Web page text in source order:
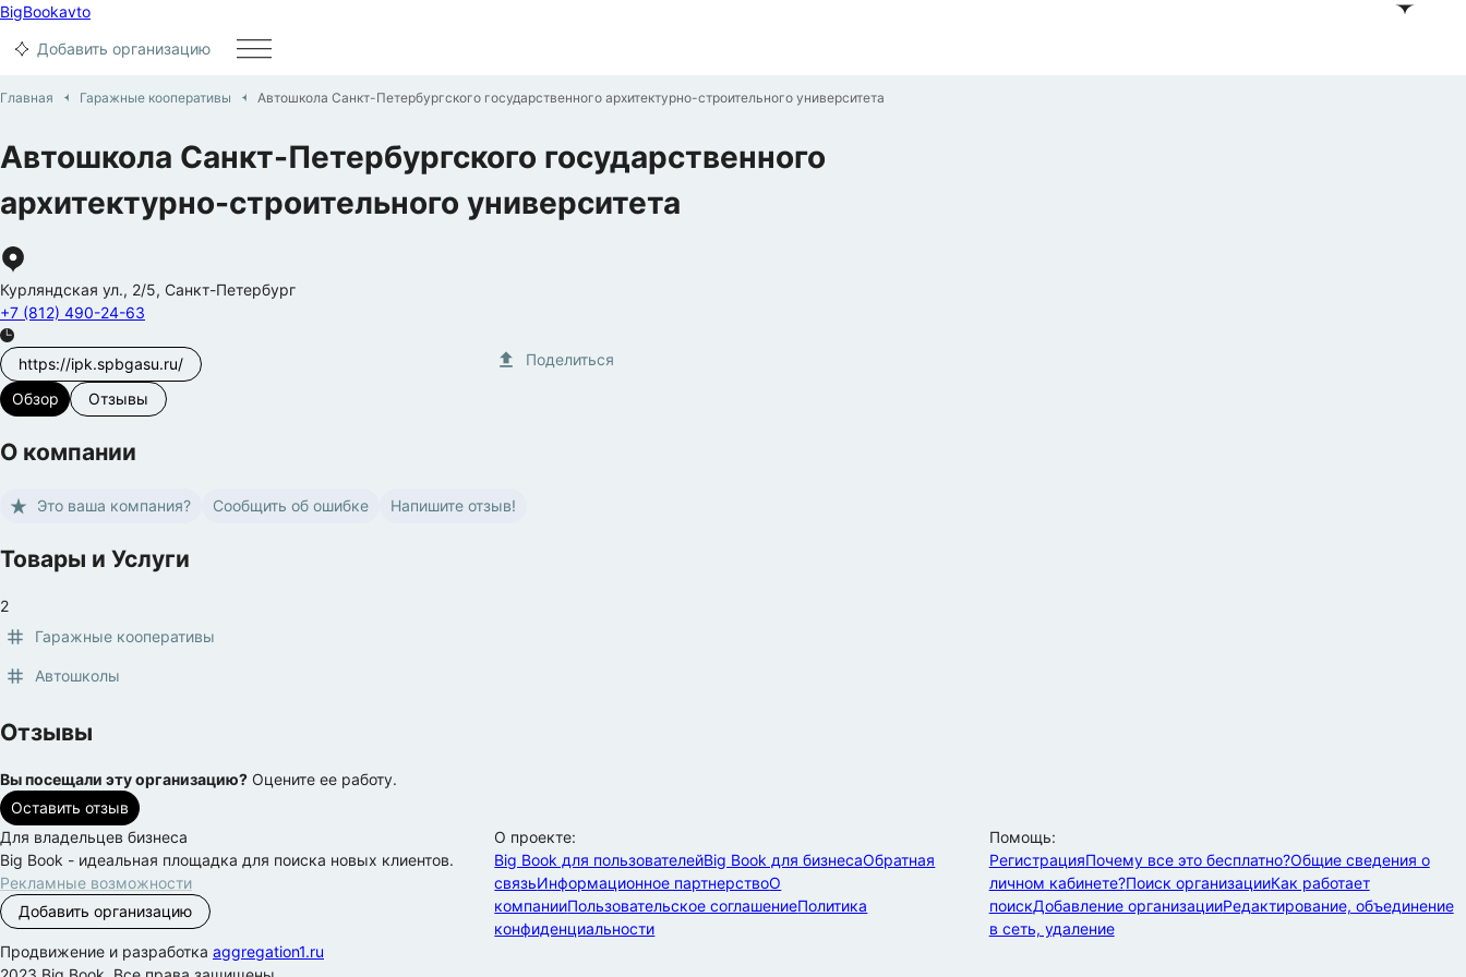
BigBookavto
Добавить организацию
Главная Гаражные кооперативы Автошкола Санкт-Петербургского государственного архитектурно-строительного университета
Автошкола Санкт-Петербургского государственного
архитектурно-строительного университета
Курляндская ул., 2/5, Санкт-Петербург
+7 (812) 490-24-63
https://ipk.spbgasu.ru/ Поделиться
Обзор Отзывы
О компании
Это ваша компания? Сообщить об ошибке Напишите отзыв!
Товары и Услуги
2
Гаражные кооперативы
Автошколы
Отзывы
Вы посещали эту организацию? Оцените ее работу.
Оставить отзыв
Для владельцев бизнеса
Big Book - идеальная площадка для поиска новых клиентов.
Рекламные возможности
Добавить организацию
О проекте:
Big Book для пользователейBig Book для бизнесаОбратная
связьИнформационное партнерствоО
компанииПользовательское соглашениеПолитика
конфиденциальности
Помощь:
РегистрацияПочему все это бесплатно?Общие сведения о
личном кабинете?Поиск организацииКак работает
поискДобавление организацииРедактирование, объединение
в сеть, удаление
Продвижение и разработка aggregation1.ru